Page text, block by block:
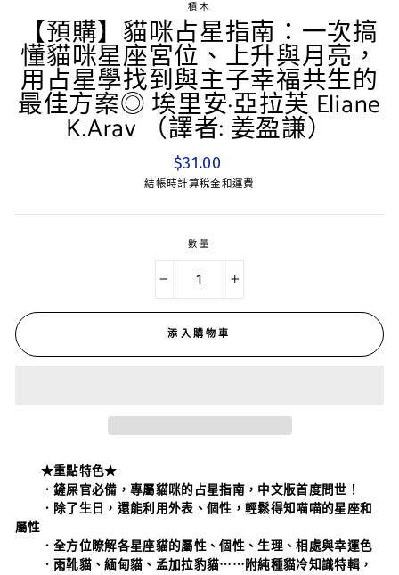
積木
【預購】貓咪占星指南：一次搞
懂貓咪星座宮位、上升與月亮，
用占星學找到與主子幸福共生的
最佳方案◎ 埃里安·亞拉芙 Eliane
K.Arav （譯者: 姜盈謙）
平
常
$31.00
結帳時計算稅金和運費
數量
添入購物車
★重點特色★
．鏟屎官必備，專屬貓咪的占星指南，中文版首度問世！
．除了生日，還能利用外表、個性，輕鬆得知喵喵的星座和
屬性
．全方位瞭解各星座貓的屬性、個性、生理、相處與幸運色
．雨靴貓、緬甸貓、孟加拉豹貓⋯⋯附純種貓冷知識特輯，